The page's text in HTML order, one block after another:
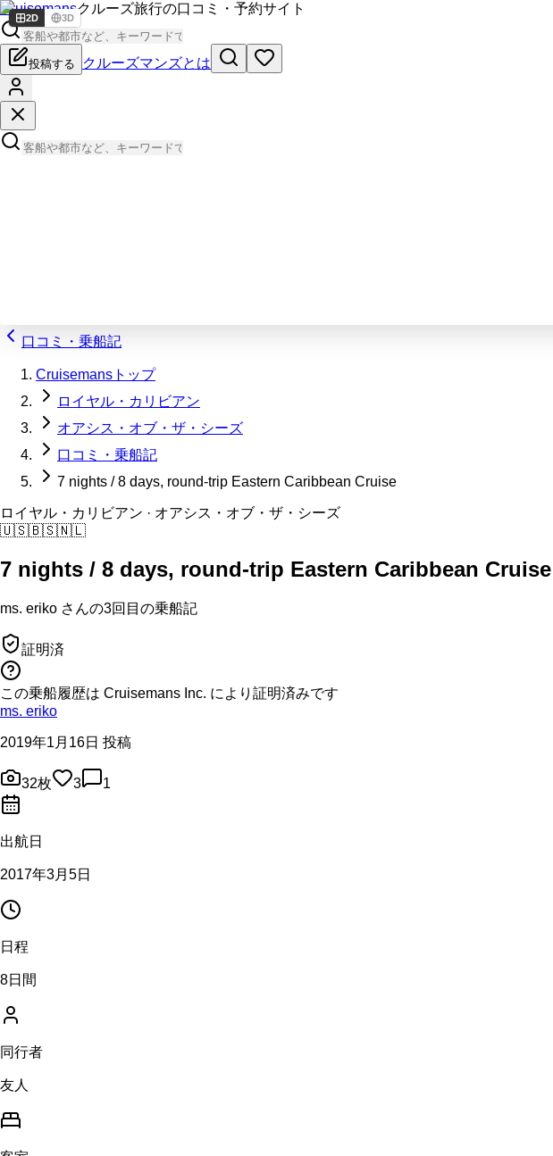
Cruisemansクルーズ旅行の口コミ・予約サイト
投稿する クルーズマンズとは
口コミ・乗船記
Cruisemansトップ
ロイヤル・カリビアン
オアシス・オブ・ザ・シーズ
口コミ・乗船記
7 nights / 8 days, round-trip Eastern Caribbean Cruise
ロイヤル・カリビアン · オアシス・オブ・ザ・シーズ
🇺🇸🇧🇸🇳🇱
7 nights / 8 days, round-trip Eastern Caribbean Cruise
ms. eriko さんの3回目の乗船記
証明済
この乗船履歴は Cruisemans Inc. により証明済みです
ms. eriko
2019年1月16日 投稿
32枚 3 1
出航日
2017年3月5日
日程
8日間
同行者
友人
2D 3D